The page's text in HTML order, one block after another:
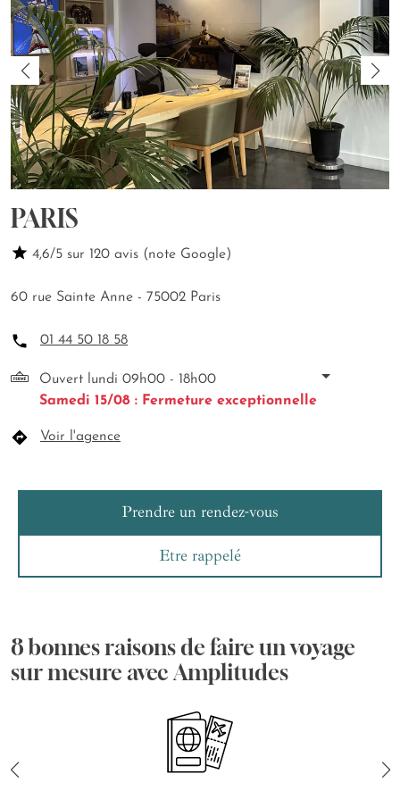
PARIS
4,6/5 sur 120 avis (note Google)
60 rue Sainte Anne - 75002 Paris
01 44 50 18 58
Ouvert lundi 09h00 - 18h00
Samedi 15/08 : Fermeture exceptionnelle
Voir l'agence
Prendre un rendez-vous
Etre rappelé
8 bonnes raisons de faire un voyage
sur mesure avec Amplitudes